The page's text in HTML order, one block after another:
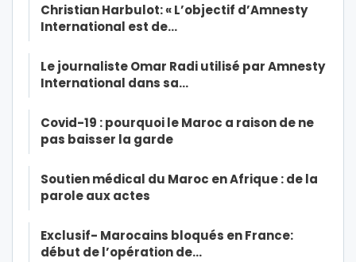
Christian Harbulot: « L’objectif d’Amnesty
International est de…
Le journaliste Omar Radi utilisé par Amnesty
International dans sa…
Covid-19 : pourquoi le Maroc a raison de ne
pas baisser la garde
Soutien médical du Maroc en Afrique : de la
parole aux actes
Exclusif- Marocains bloqués en France:
début de l’opération de…